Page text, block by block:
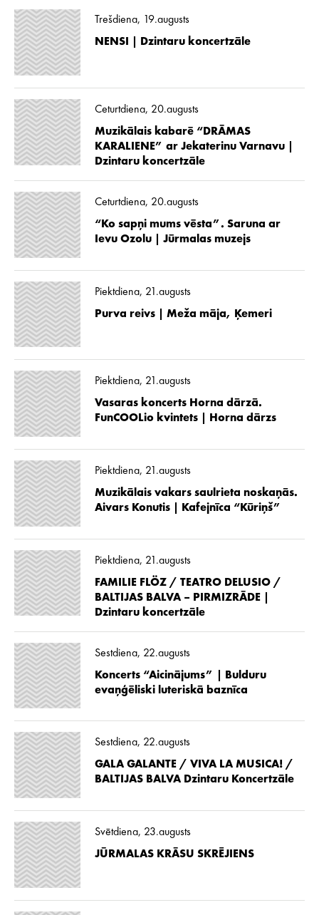
Trešdiena, 19.augusts
NENSI | Dzintaru koncertzāle
Ceturtdiena, 20.augusts
Muzikālais kabarē “DRĀMAS
KARALIENE” ar Jekaterinu Varnavu |
Dzintaru koncertzāle
Ceturtdiena, 20.augusts
“Ko sapņi mums vēsta”. Saruna ar
Ievu Ozolu | Jūrmalas muzejs
Piektdiena, 21.augusts
Purva reivs | Meža māja, Ķemeri
Piektdiena, 21.augusts
Vasaras koncerts Horna dārzā.
FunCOOLio kvintets | Horna dārzs
Piektdiena, 21.augusts
Muzikālais vakars saulrieta noskaņās.
Aivars Konutis | Kafejnīca “Kūriņš”
Piektdiena, 21.augusts
FAMILIE FLÖZ / TEATRO DELUSIO /
BALTIJAS BALVA – PIRMIZRĀDE |
Dzintaru koncertzāle
Sestdiena, 22.augusts
Koncerts “Aicinājums” | Bulduru
evaņģēliski luteriskā baznīca
Sestdiena, 22.augusts
GALA GALANTE / VIVA LA MUSICA! /
BALTIJAS BALVA Dzintaru Koncertzāle
Svētdiena, 23.augusts
JŪRMALAS KRĀSU SKRĒJIENS